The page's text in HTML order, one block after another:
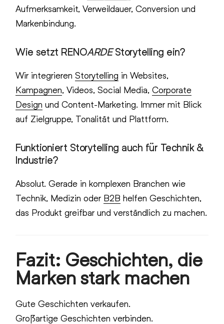
Aufmerksamkeit, Verweildauer, Conversion und
Markenbindung.
Wie setzt RENOARDEStorytelling ein?
Wir integrierenStorytelling in Websites,
Kampagnen, Videos, Social Media,Corporate
Design und Content-Marketing. Immer mit Blick
auf Zielgruppe, Tonalität und Plattform.
Funktioniert Storytelling auch für Technik &
Industrie?
Absolut. Gerade in komplexen Branchen wie
Technik, Medizin oder B2B helfen Geschichten,
das Produkt greifbar und verständlich zu machen.
Fazit: Geschichten, die
Marken stark machen
Gute Geschichten verkaufen.
Großartige Geschichten verbinden.